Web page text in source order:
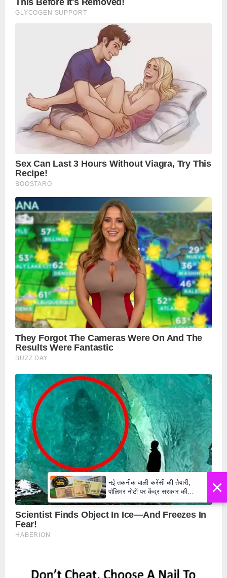
×
नई तकनीक वाली करेंसी की तैयारी,
पॉलिमर नोटों पर केंद्र सरकार की
₹10 और ₹20 के नोट - Daily Lok
Manch PM Modi U